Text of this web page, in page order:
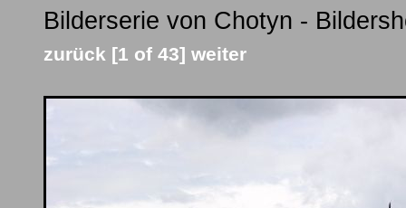
Bilderserie von Chotyn -
zurück [1 of 43] weiter